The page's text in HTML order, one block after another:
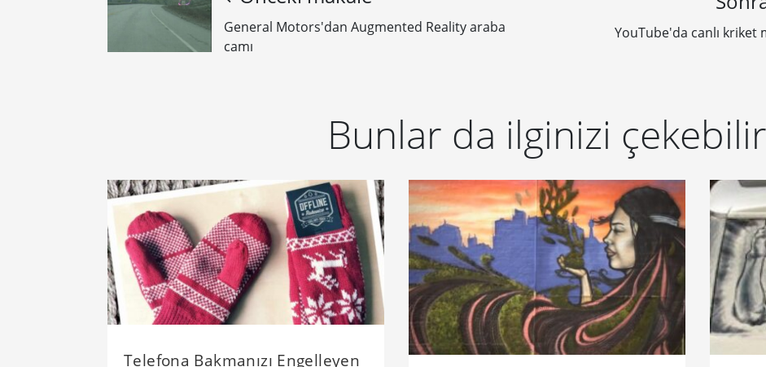
General Motors'dan Augmented Reality araba
camı
YouTube'da canlı kriket
Bunlar da ilginizi çekebilir
Telefona Bakmanızı Engelleyen